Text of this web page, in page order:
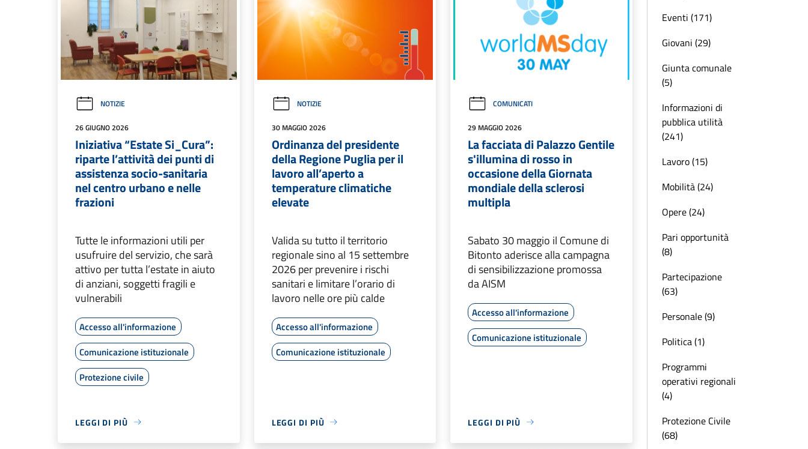
NOTIZIE
26 GIUGNO 2026
Iniziativa “Estate Si_Cura”:
riparte l’attività dei punti di
assistenza socio-sanitaria
nel centro urbano e nelle
frazioni
Tutte le informazioni utili per
usufruire del servizio, che sarà
attivo per tutta l’estate in aiuto
di anziani, soggetti fragili e
vulnerabili
Accesso all'informazione
Comunicazione istituzionale
Protezione civile
LEGGI DI PIÙ
NOTIZIE
30 MAGGIO 2026
Ordinanza del presidente
della Regione Puglia per il
lavoro all’aperto a
temperature climatiche
elevate
Valida su tutto il territorio
regionale sino al 15 settembre
2026 per prevenire i rischi
sanitari e limitare l’orario di
lavoro nelle ore più calde
Accesso all'informazione
Comunicazione istituzionale
LEGGI DI PIÙ
COMUNICATI
29 MAGGIO 2026
La facciata di Palazzo Gentile
s'illumina di rosso in
occasione della Giornata
mondiale della sclerosi
multipla
Sabato 30 maggio il Comune di
Bitonto aderisce alla campagna
di sensibilizzazione promossa
da AISM
Accesso all'informazione
Comunicazione istituzionale
LEGGI DI PIÙ
Eventi (171)
Giovani (29)
Giunta comunale
(5)
Informazioni di
pubblica utilità
(241)
Lavoro (15)
Mobilità (24)
Opere (24)
Pari opportunità
(8)
Partecipazione
(63)
Personale (9)
Politica (1)
Programmi
operativi regionali
(4)
Protezione Civile
(68)